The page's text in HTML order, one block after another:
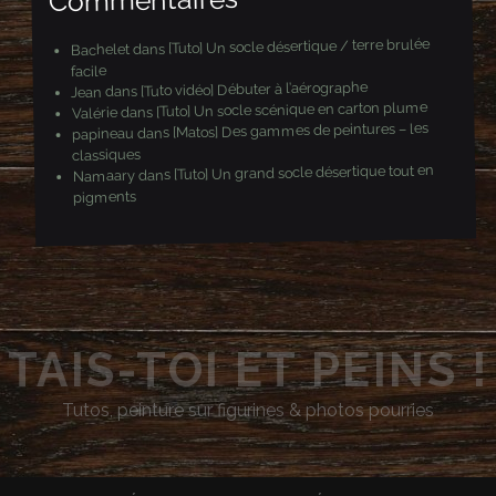
Bacheletdans [Tuto] Un socle désertique / terre brulée
facile
Jean dans [Tuto vidéo] Débuter à l’aérographe
Valériedans [Tuto] Un socle scénique en carton plume
papineau dans [Matos] Des gammes de peintures – les
classiques
Namaarydans [Tuto] Un grand socle désertique tout en
pigments
TAIS-TOI ET PEINS !
Tutos, peinture sur figurines & photos pourries